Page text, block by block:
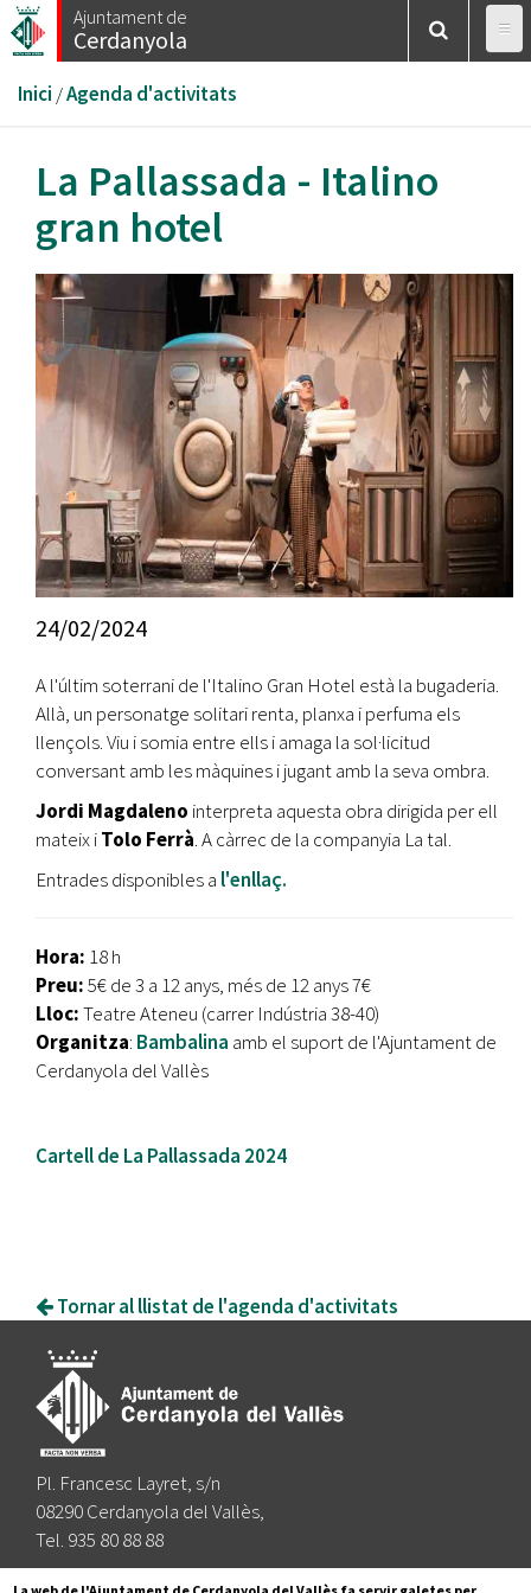
Vés
al
Ajuntament de
Cerdanyola
Esteu
aquí
Inici /Agenda d'activitats
La Pallassada - Italino
gran hotel
24/02/2024
A l'últim soterrani de l'Italino Gran Hotel està la bugaderia.
Allà, un personatge solitari renta, planxa i perfuma els
llençols. Viu i somia entre ells i amaga la sol·licitud
conversant amb les màquines i jugant amb la seva ombra.
Jordi Magdaleno interpreta aquesta obra dirigida per ell
mateix iTolo Ferrà. A càrrec de la companyia La tal.
Entrades disponibles a l'enllaç.
Hora: 18 h
Preu:5€ de 3 a 12 anys, més de 12 anys 7€
Lloc:Teatre Ateneu (carrer Indústria 38-40)
Organitza: Bambalina amb el suport de l'Ajuntament de
Cerdanyola del Vallès
Cartell de La Pallassada 2024
Tornar al llistat de l'agenda d'activitats
Pl. Francesc Layret, s/n
08290 Cerdanyola del Vallès,
Tel. 935 80 88 88
Segueix-nos a: